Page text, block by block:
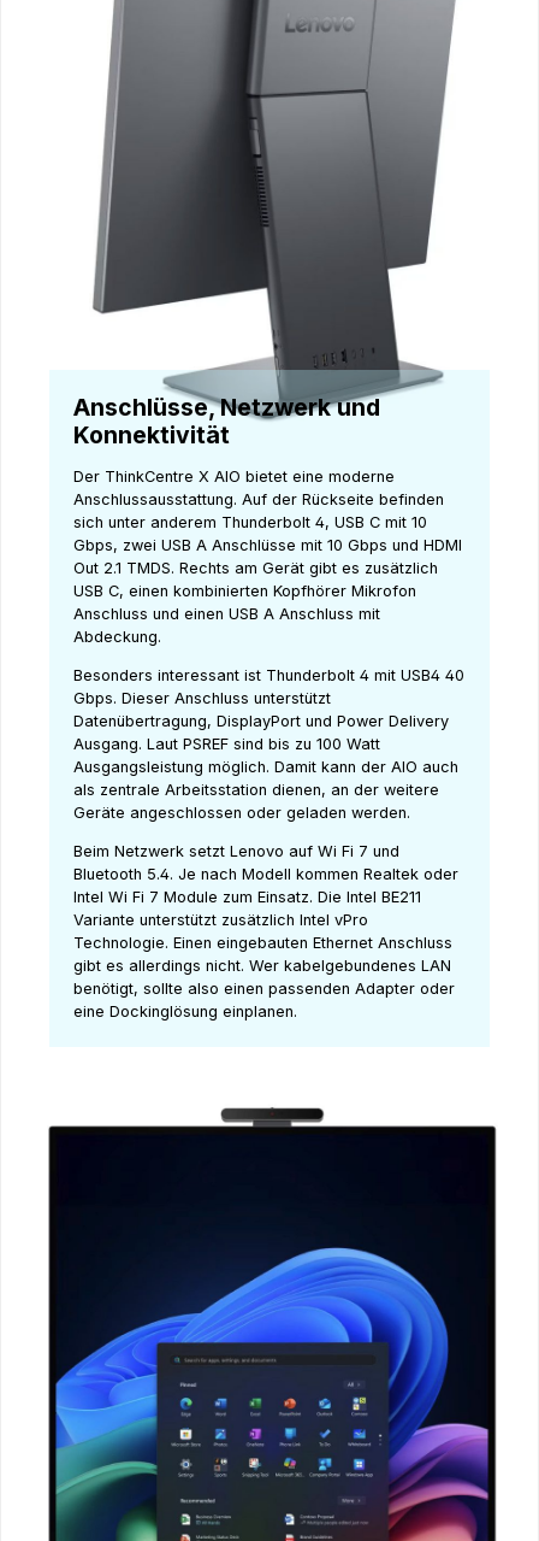
Anschlüsse, Netzwerk und
Konnektivität
Der ThinkCentre X AIO bietet eine moderne
Anschlussausstattung. Auf der Rückseite befinden
sich unter anderem Thunderbolt 4, USB C mit 10
Gbps, zwei USB A Anschlüsse mit 10 Gbps und HDMI
Out 2.1 TMDS. Rechts am Gerät gibt es zusätzlich
USB C, einen kombinierten Kopfhörer Mikrofon
Anschluss und einen USB A Anschluss mit
Abdeckung.
Besonders interessant ist Thunderbolt 4 mit USB4 40
Gbps. Dieser Anschluss unterstützt
Datenübertragung, DisplayPort und Power Delivery
Ausgang. Laut PSREF sind bis zu 100 Watt
Ausgangsleistung möglich. Damit kann der AIO auch
als zentrale Arbeitsstation dienen, an der weitere
Geräte angeschlossen oder geladen werden.
Beim Netzwerk setzt Lenovo auf Wi Fi 7 und
Bluetooth 5.4. Je nach Modell kommen Realtek oder
Intel Wi Fi 7 Module zum Einsatz. Die Intel BE211
Variante unterstützt zusätzlich Intel vPro
Technologie. Einen eingebauten Ethernet Anschluss
gibt es allerdings nicht. Wer kabelgebundenes LAN
benötigt, sollte also einen passenden Adapter oder
eine Dockinglösung einplanen.